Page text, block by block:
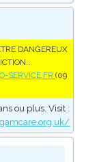
DANGEREUX
SERVICE.FR (09
ou plus. Visit :